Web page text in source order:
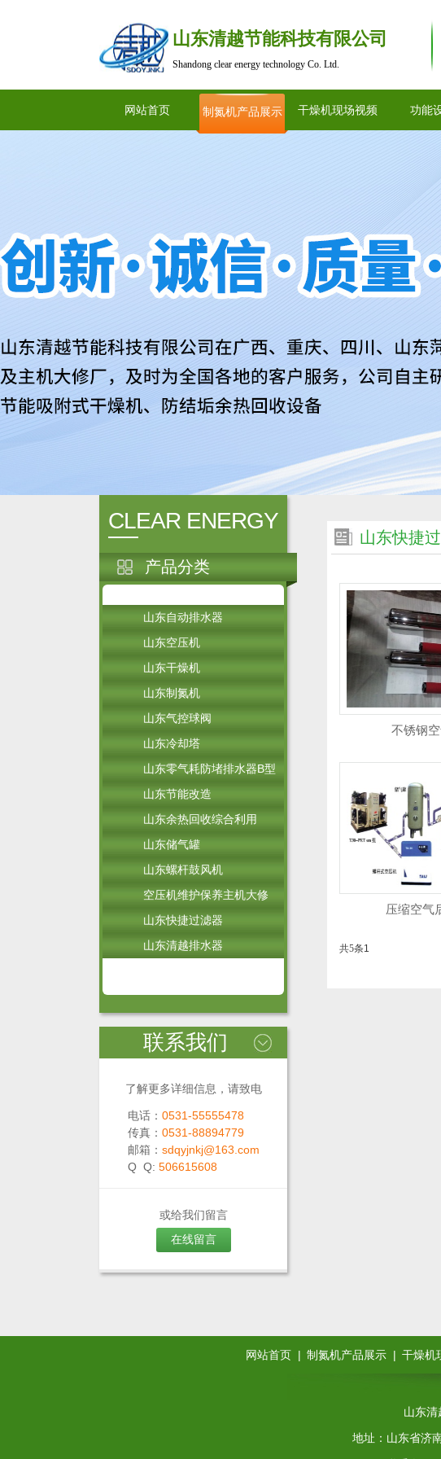
山东清越节能科技有限公司
Shandong clear energy technology Co. Ltd.
网站首页 制氮机产品展示 干燥机现场视频 功能
CLEAR ENERGY
产品分类
山东自动排水器
山东空压机
山东干燥机
山东制氮机
山东气控球阀
山东冷却塔
山东零气耗防堵排水器B型
山东节能改造
山东余热回收综合利用
山东储气罐
山东螺杆鼓风机
空压机维护保养主机大修
山东快捷过滤器
山东清越排水器
联系我们
了解更多详细信息，请致电
电话： 0531-55555478
传真： 0531-88894779
邮箱： sdqyjnkj@163.com
Q Q: 506615608
或给我们留言
在线留言
山东快捷
不锈钢
压缩空气
共5条1
网站首页 | 制氮机产品展示 | 干燥机
山东清
地址：山东省济